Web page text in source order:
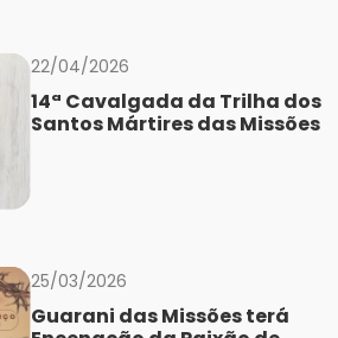
22/04/2026
14ª Cavalgada da Trilha dos
Santos Mártires das Missões
25/03/2026
Guarani das Missões terá